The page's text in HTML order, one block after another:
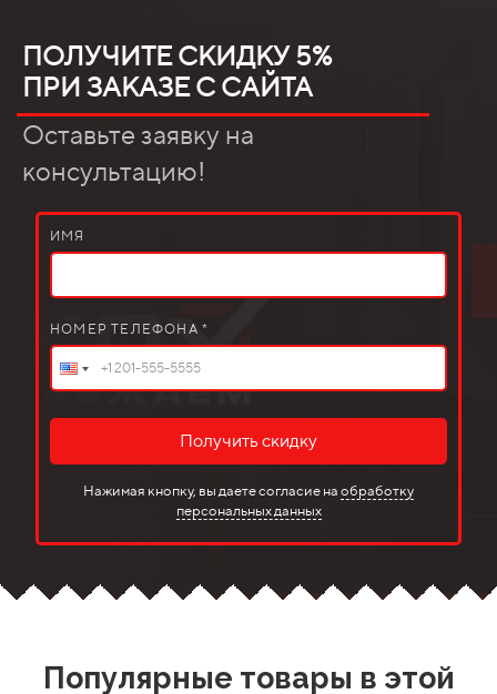
ПОЛУЧИТЕ СКИДКУ 5%
ПРИ ЗАКАЗЕ С САЙТА
Оставьте заявку на
консультацию!
ИМЯ
НОМЕР ТЕЛЕФОНА *
Получить скидку
Нажимая кнопку, вы даете согласие на обработку
персональных данных
Популярные товары в этой